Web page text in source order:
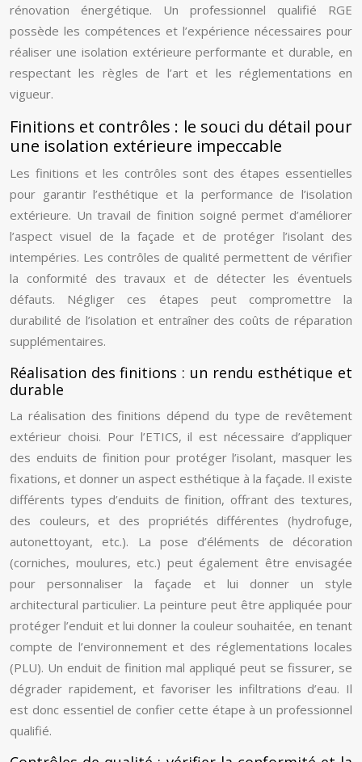
rénovation énergétique. Un professionnel qualifié RGE
possède les compétences et l’expérience nécessaires pour
réaliser une isolation extérieure performante et durable, en
respectant les règles de l’art et les réglementations en
vigueur.
Finitions et contrôles : le souci du détail pour
une isolation extérieure impeccable
Les finitions et les contrôles sont des étapes essentielles
pour garantir l’esthétique et la performance de l’isolation
extérieure. Un travail de finition soigné permet d’améliorer
l’aspect visuel de la façade et de protéger l’isolant des
intempéries. Les contrôles de qualité permettent de vérifier
la conformité des travaux et de détecter les éventuels
défauts. Négliger ces étapes peut compromettre la
durabilité de l’isolation et entraîner des coûts de réparation
supplémentaires.
Réalisation des finitions : un rendu esthétique et
durable
La réalisation des finitions dépend du type de revêtement
extérieur choisi. Pour l’ETICS, il est nécessaire d’appliquer
des enduits de finition pour protéger l’isolant, masquer les
fixations, et donner un aspect esthétique à la façade. Il existe
différents types d’enduits de finition, offrant des textures,
des couleurs, et des propriétés différentes (hydrofuge,
autonettoyant, etc.). La pose d’éléments de décoration
(corniches, moulures, etc.) peut également être envisagée
pour personnaliser la façade et lui donner un style
architectural particulier. La peinture peut être appliquée pour
protéger l’enduit et lui donner la couleur souhaitée, en tenant
compte de l’environnement et des réglementations locales
(PLU). Un enduit de finition mal appliqué peut se fissurer, se
dégrader rapidement, et favoriser les infiltrations d’eau. Il
est donc essentiel de confier cette étape à un professionnel
qualifié.